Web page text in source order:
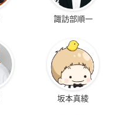
諏訪部順一
坂本真綾